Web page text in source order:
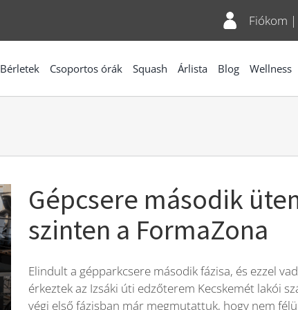
Fiókom |
Bérletek Csoportos órák Squash Árlista Blog Wellness
Gépcsere második
szinten a FormaZona
Elindult a gépparkcsere második fázisa, és ezzel
érkeztek az Izsáki úti edzőterem Kecskemét lakói
végi első fázisban már megmutattuk, hogy nem